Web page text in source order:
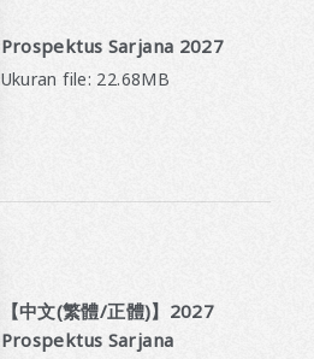
Prospektus Sarjana 2027
Ukuran file: 22.68MB
【中文(繁體/正體)】2027
Prospektus Sarjana